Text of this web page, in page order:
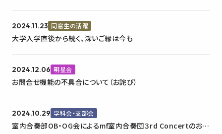
2024.11.23 同窓生の活躍
大学入学直後から続く、深いご縁は今も
2024.12.06 明星会
お問合せ機能の不具合について（お詫び）
2024.10.29 学科会・支部会
室内合奏部OB・OG会によるmf室内合奏団３rd Concertのお知